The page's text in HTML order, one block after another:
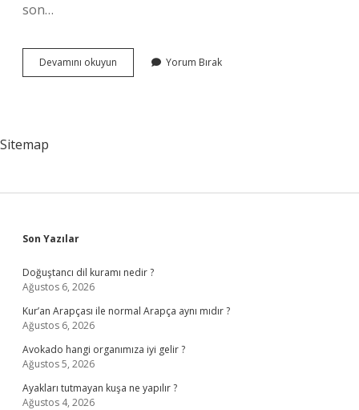
son…
Devamını okuyun Turkiyede
Aslan
Yorum Bırak
Sitemap
Sidebar
Son Yazılar
Doğuştancı dil kuramı nedir ?
Ağustos 6, 2026
Kur’an Arapçası ile normal Arapça aynı mıdır ?
Ağustos 6, 2026
Avokado hangi organımıza iyi gelir ?
Ağustos 5, 2026
Ayakları tutmayan kuşa ne yapılır ?
Ağustos 4, 2026